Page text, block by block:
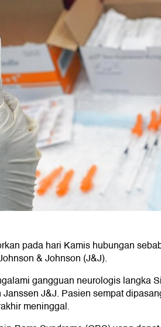
pada hari Kamis hubungan
& Johnson (J&J).
gangguan neurologis langka
J&J. Pasien sempat
meninggal.